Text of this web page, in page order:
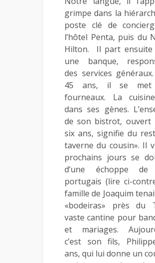
grimpe dans la
poste clé de
l’hôtel Penta, puis du
Hilton. Il part ensuite
une banque,
des services
45 ans, il se met
fourneaux. La
dans ses gènes.
de son bistrot, ouvert
six ans, signifie du
taverne du cousin». Il
prochains jours se
d’une échoppe de
portugais (lire ci-
famille de Joaquim
«bodeiras» près du
vaste cantine pour
et mariages.
c’est son fils,
ans, qui lui donne un